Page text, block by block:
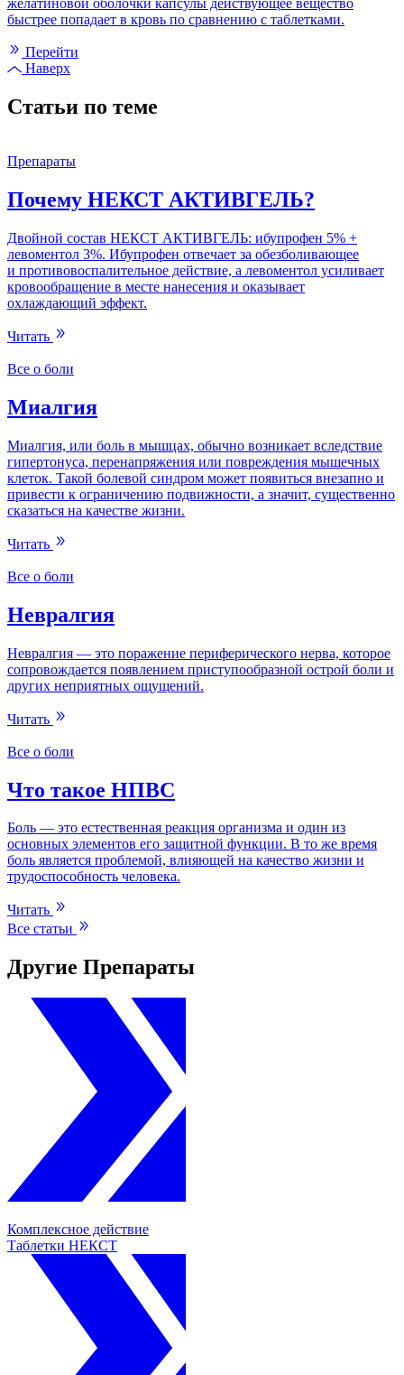
желатиновой оболочки капсулы действующее вещество
быстрее попадает в кровь по сравнению с таблетками.
Перейти
Наверх
Статьи по теме
Препараты
Почему НЕКСТ АКТИВГЕЛЬ?
Двойной состав НЕКСТ АКТИВГЕЛЬ: ибупрофен 5% +
левоментол 3%. Ибупрофен отвечает за обезболивающее
и противовоспалительное действие, а левоментол усиливает
кровообращение в месте нанесения и оказывает
охлаждающий эффект.
Читать
Все о боли
Миалгия
Миалгия, или боль в мышцах, обычно возникает вследствие
гипертонуса, перенапряжения или повреждения мышечных
клеток. Такой болевой синдром может появиться внезапно и
привести к ограничению подвижности, а значит, существенно
сказаться на качестве жизни.
Читать
Все о боли
Невралгия
Невралгия — это поражение периферического нерва, которое
сопровождается появлением приступообразной острой боли и
других неприятных ощущений.
Читать
Все о боли
Что такое НПВС
Боль — это естественная реакция организма и один из
основных элементов его защитной функции. В то же время
боль является проблемой, влияющей на качество жизни и
трудоспособность человека.
Читать
Все статьи
Другие Препараты
Комплексное действие
Таблетки НЕКСТ